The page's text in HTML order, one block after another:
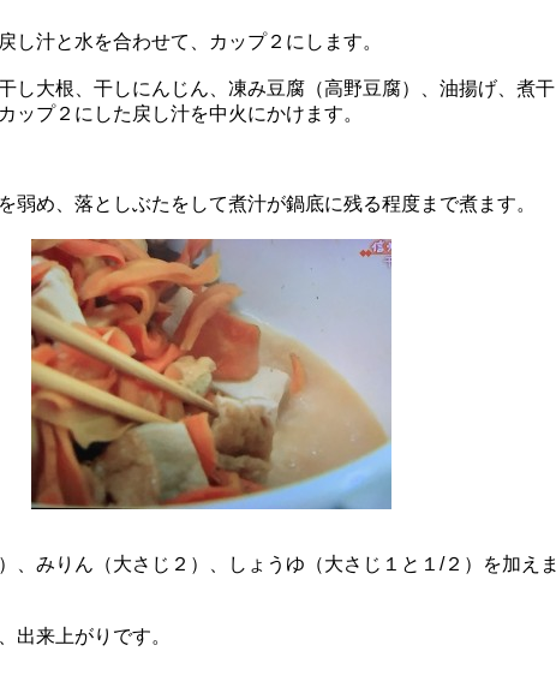
し汁と水を合わせて、カップ２にします。
し大根、干しにんじん、凍み豆腐（高野豆腐）、油揚げ、煮干
ップ２にした戻し汁を中火にかけます。
弱め、落としぶたをして煮汁が鍋底に残る程度まで煮ます。
、みりん（大さじ２）、しょうゆ（大さじ１と１/２）を加えま
出来上がりです。